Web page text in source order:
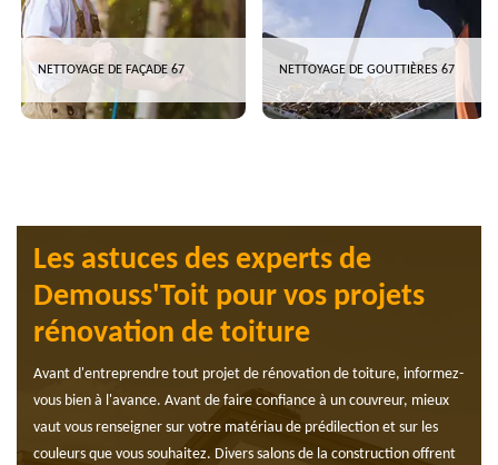
NETTOYAGE DE FAÇADE 67 NETTOYAGE DE GOUTTIÈRES 67
Les astuces des experts de
Demouss'Toit pour vos projets
rénovation de toiture
Avant d'entreprendre tout projet de rénovation de toiture, informez-
vous bien à l'avance. Avant de faire confiance à un couvreur, mieux
vaut vous renseigner sur votre matériau de prédilection et sur les
couleurs que vous souhaitez. Divers salons de la construction offrent